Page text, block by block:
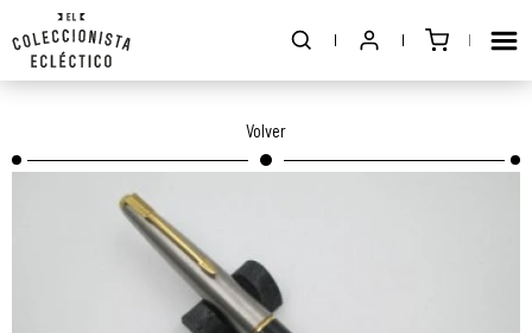
Volver